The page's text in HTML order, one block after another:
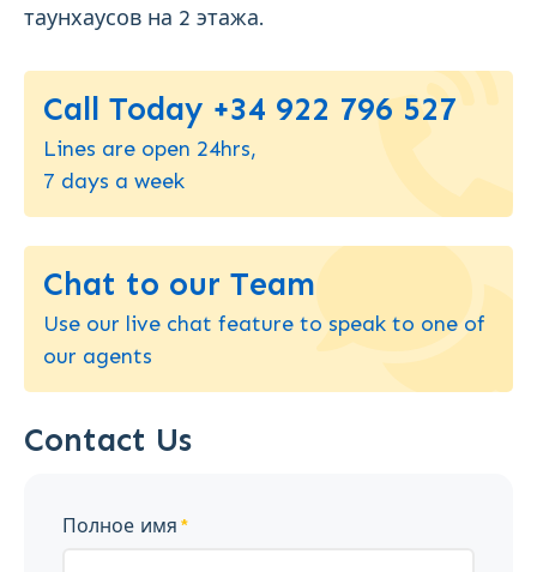
таунхаусов на 2 этажа.
Call Today +34 922 796 527
Lines are open 24hrs,
7 days a week
Chat to our Team
Use our live chat feature to speak to one of
our agents
Contact Us
Полное имя